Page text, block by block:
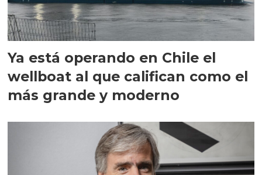
Ya está operando en Chile el
wellboat al que califican como el
más grande y moderno